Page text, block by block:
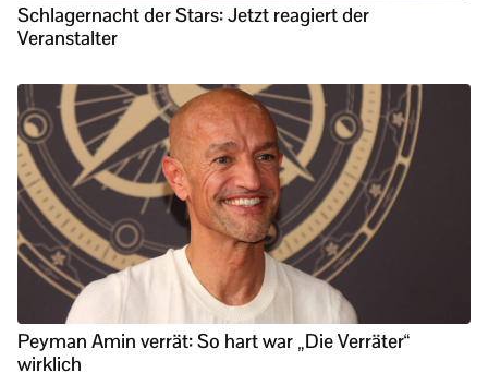
Schlagernacht der Stars: Jetzt reagiert der
Veranstalter
Peyman Amin verrät: So hart war „Die Verräter“
wirklich